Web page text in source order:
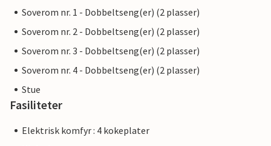
Soverom nr. 1 - Dobbeltseng(er) (2 plasser)
Soverom nr. 2 - Dobbeltseng(er) (2 plasser)
Soverom nr. 3 - Dobbeltseng(er) (2 plasser)
Soverom nr. 4 - Dobbeltseng(er) (2 plasser)
Stue
Fasiliteter
Elektrisk komfyr : 4 kokeplater